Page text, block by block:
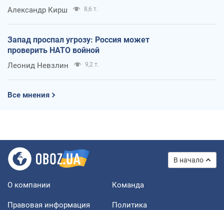
Александр Кирш 8,6 т.
Запад проспал угрозу: Россия может
проверить НАТО войной
Леонид Невзлин 9,2 т.
Все мнения
В начало
О компании Команда
Правовая информация
Политика